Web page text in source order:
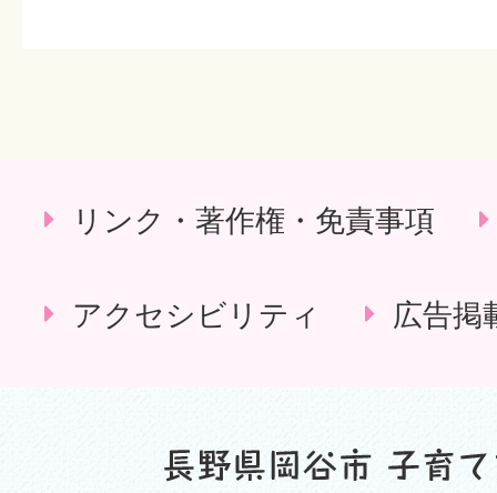
リンク・著作権・免責事項
アクセシビリティ 広告掲